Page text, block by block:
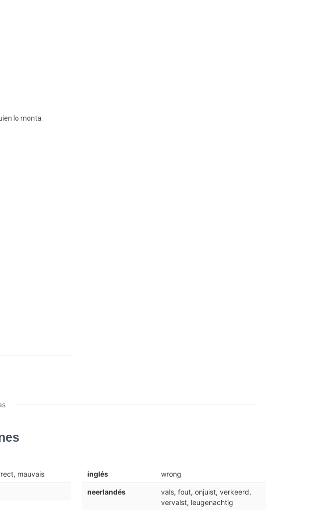
lo monta.
mauvais inglés wrong
neerlandés
vals, fout, onjuist, verkeerd,
vervalst, leugenachtig